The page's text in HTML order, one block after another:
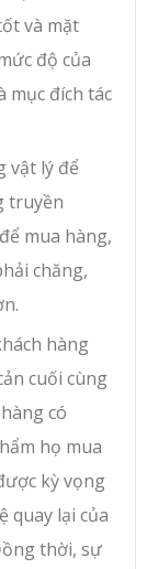
và mặt
độ của
mục đích tác
vật lý để
truyền
mua hàng,
chăng,
hàng
cuối cùng
có
họ mua
kỳ vọng
quay lại của
thời, sự